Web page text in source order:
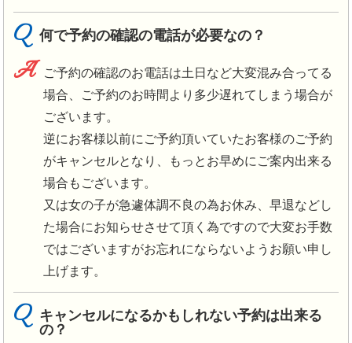
Q 何で予約の確認の電話が必要なの？
A
ご予約の確認のお電話は土日など大変混み合ってる
場合、ご予約のお時間より多少遅れてしまう場合が
ございます。
逆にお客様以前にご予約頂いていたお客様のご予約
がキャンセルとなり、もっとお早めにご案内出来る
場合もございます。
又は女の子が急遽体調不良の為お休み、早退などし
た場合にお知らせさせて頂く為ですので大変お手数
ではございますがお忘れにならないようお願い申し
上げます。
Q
キャンセルになるかもしれない予約は出来る
の？